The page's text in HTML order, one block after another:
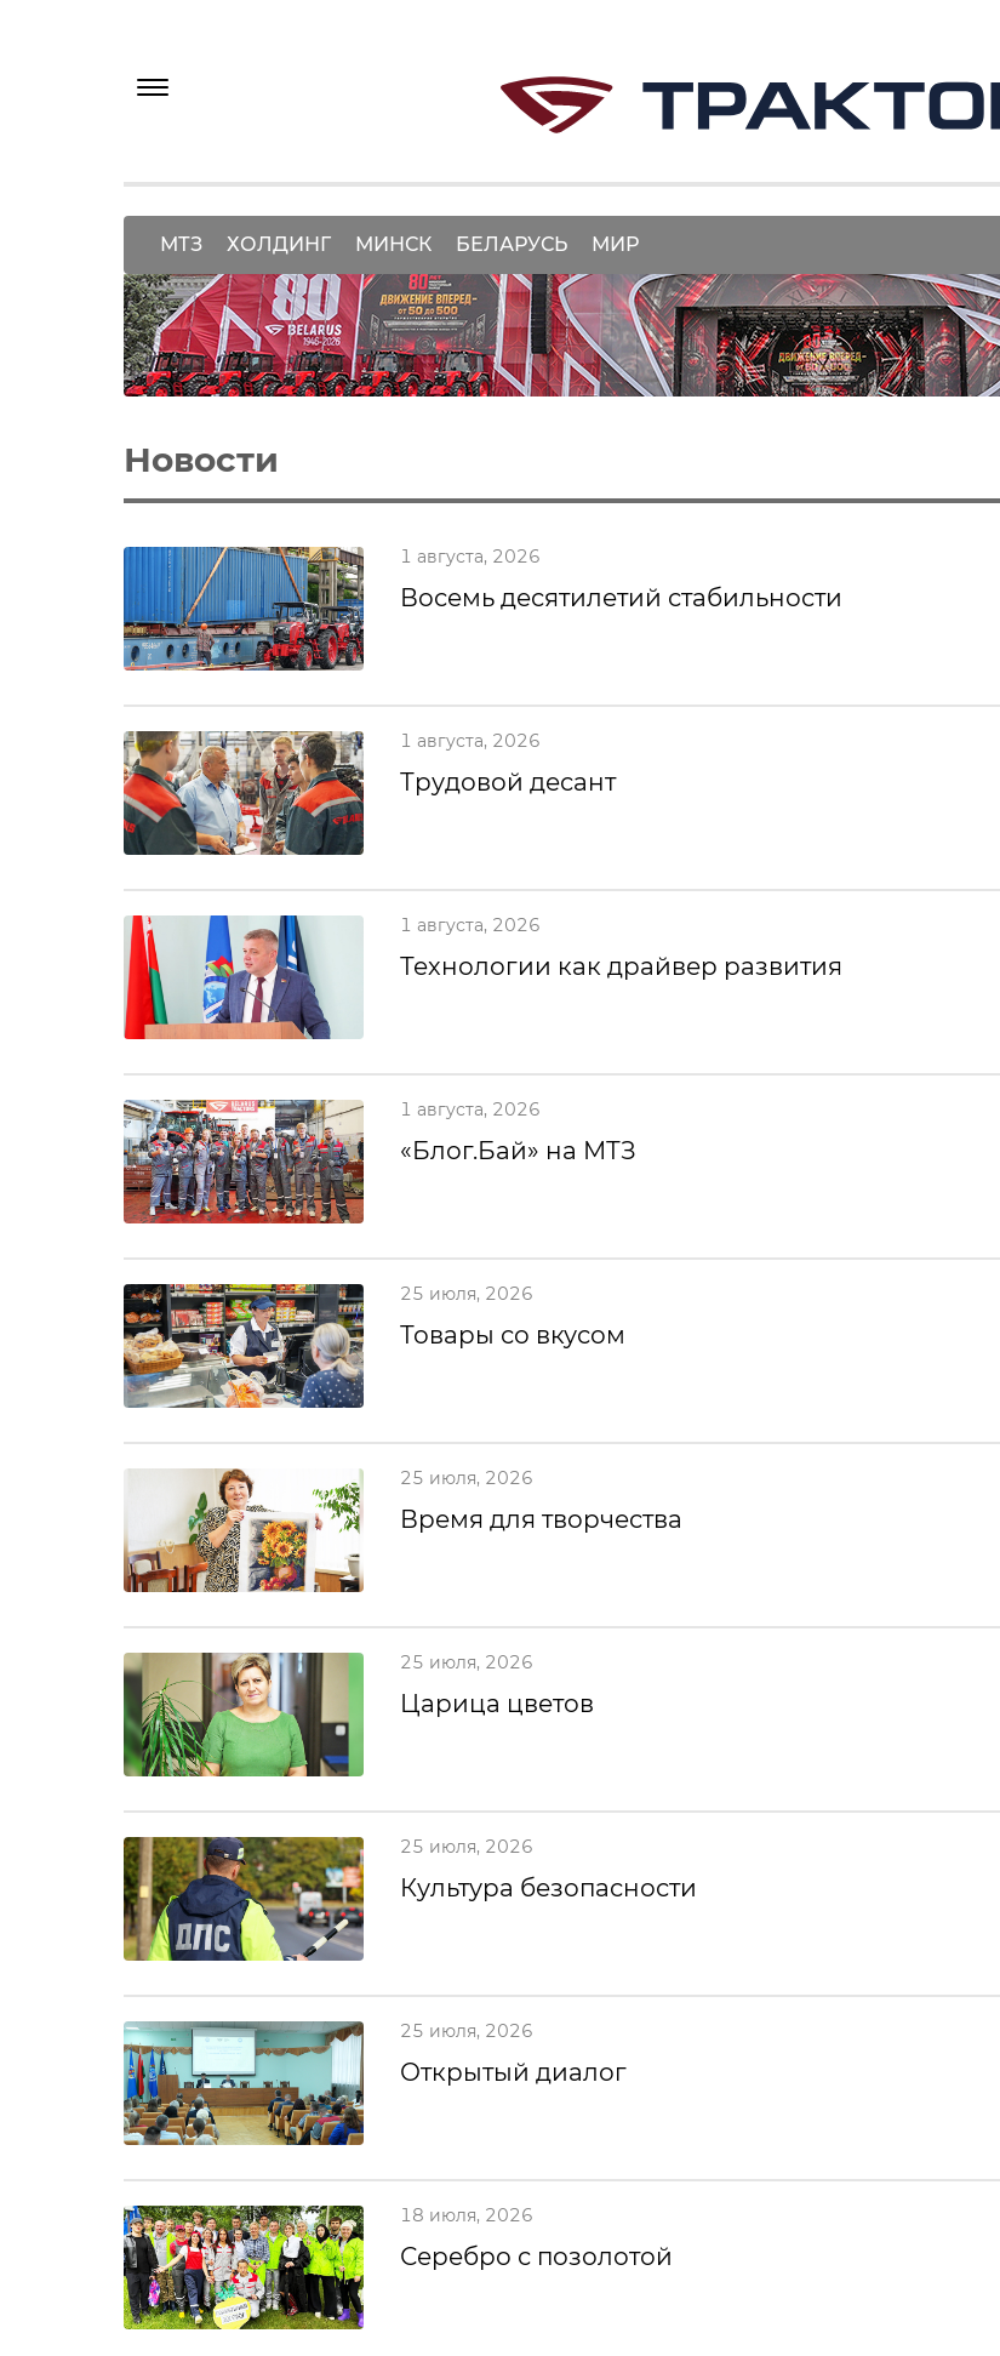
МТЗ ХОЛДИНГ МИНСК БЕЛАРУСЬ МИР
Новости
1 августа, 2026
Восемь десятилетий стабильности
1 августа, 2026
Трудовой десант
1 августа, 2026
Технологии как драйвер развития
1 августа, 2026
«Блог.Бай» на МТЗ
25 июля, 2026
Товары со вкусом
25 июля, 2026
Время для творчества
25 июля, 2026
Царица цветов
25 июля, 2026
Культура безопасности
25 июля, 2026
Открытый диалог
18 июля, 2026
Серебро с позолотой